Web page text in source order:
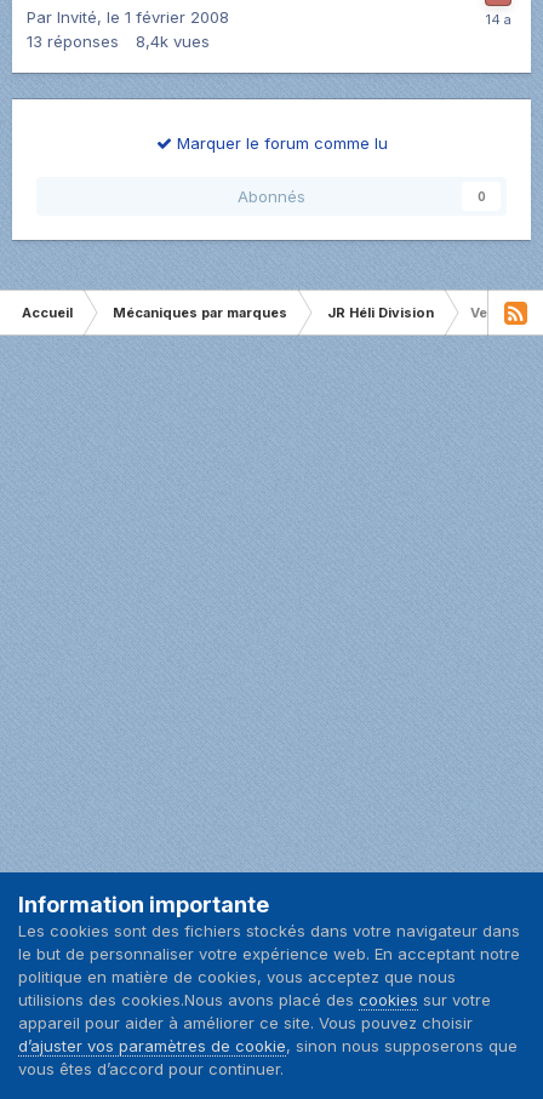
Par Invité, le 1 février 2008
13 réponses 8,4k vues
Marquer le forum comme lu
Abonnés 0
Accueil Mécaniques par marques JR Héli Division Venture
Langue Nous contacter
Facebook
Information importante
Les cookies sont des fichiers stockés dans votre navigateur dans
le but de personnaliser votre expérience web. En acceptant notre
politique en matière de cookies, vous acceptez que nous
utilisions des cookies.Nous avons placé des cookies sur votre
appareil pour aider à améliorer ce site. Vous pouvez choisir
d’ajuster vos paramètres de cookie, sinon nous supposerons que
vous êtes d’accord pour continuer.